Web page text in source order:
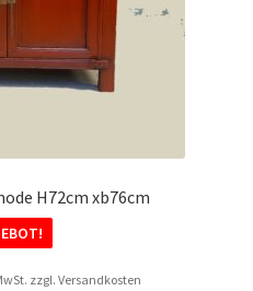
H72cm xb76cm
zzgl. Versandkosten